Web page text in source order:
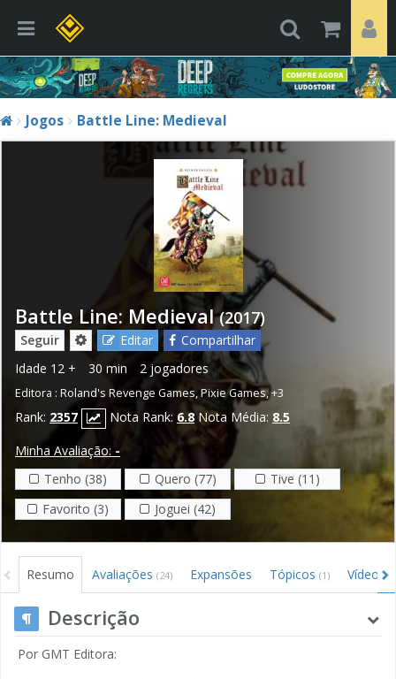
Jogos Battle Line: Medieval
Battle Line: Medieval (2017)
Seguir Editar
Compartilhar
Idade 12 + 30 min 2 jogadores
Editora : Roland's Revenge Games,Pixie Games,+3
Rank: 2357 Nota Rank: 6.8 Nota Média: 8.5
Minha Avaliação: -
Tenho (38)
Quero (77)
Tive (11)
Favorito (3)
Joguei (42)
Resumo Avaliações (24) Expansões Tópicos (1) Vídeos
Descrição
Por GMT Editora: